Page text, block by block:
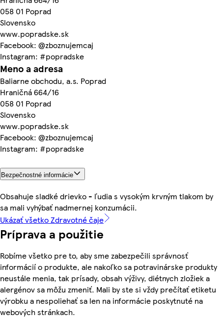
058 01 Poprad
Slovensko
www.popradske.sk
Facebook: @zboznujemcaj
Instagram: #popradske
Meno a adresa
Baliarne obchodu, a.s. Poprad
Hraničná 664/16
058 01 Poprad
Slovensko
www.popradske.sk
Facebook: @zboznujemcaj
Instagram: #popradske
Bezpečnostné informácie
Obsahuje sladké drievko - ľudia s vysokým krvným tlakom by
sa mali vyhýbať nadmernej konzumácii.
Ukázať všetko Zdravotné čaje
Príprava a použitie
Robíme všetko pre to, aby sme zabezpečili správnosť
informácií o produkte, ale nakoľko sa potravinárske produkty
neustále menia, tak prísady, obsah výživy, diétnych zložiek a
alergénov sa môžu zmeniť. Mali by ste si vždy prečítať etiketu
výrobku a nespoliehať sa len na informácie poskytnuté na
webových stránkach.